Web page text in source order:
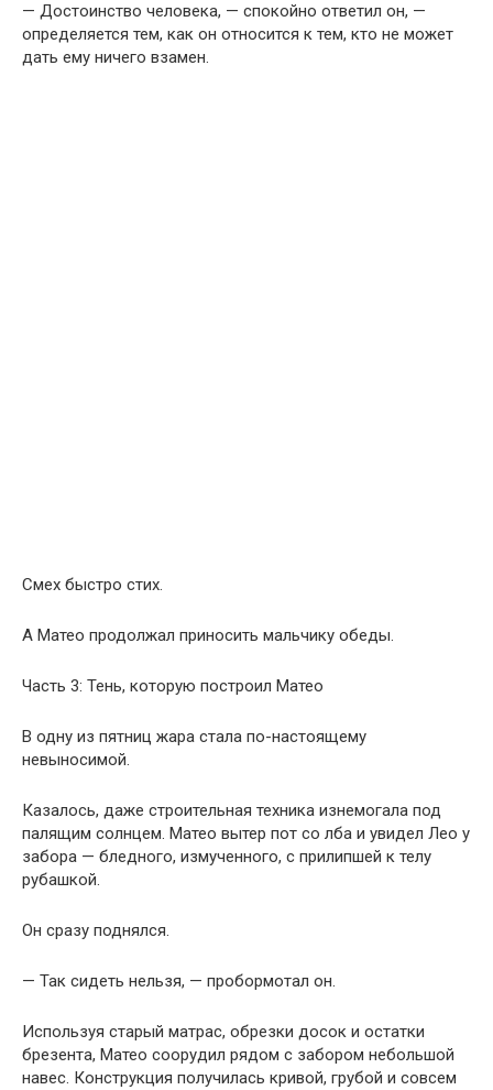
— Достоинство человека, — спокойно ответил он, —
определяется тем, как он относится к тем, кто не может
дать ему ничего взамен.
Смех быстро стих.
А Матео продолжал приносить мальчику обеды.
Часть 3: Тень, которую построил Матео
В одну из пятниц жара стала по-настоящему
невыносимой.
Казалось, даже строительная техника изнемогала под
палящим солнцем. Матео вытер пот со лба и увидел Лео у
забора — бледного, измученного, с прилипшей к телу
рубашкой.
Он сразу поднялся.
— Так сидеть нельзя, — пробормотал он.
Используя старый матрас, обрезки досок и остатки
брезента, Матео соорудил рядом с забором небольшой
навес. Конструкция получилась кривой, грубой и совсем